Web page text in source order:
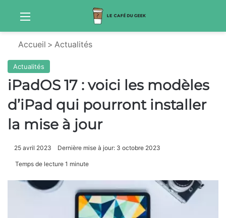
Menu
Accueil > Actualités
Actualités
iPadOS 17 : voici les modèles
d’iPad qui pourront installer
la mise à jour
25 avril 2023 Dernière mise à jour: 3 octobre 2023
Temps de lecture 1 minute